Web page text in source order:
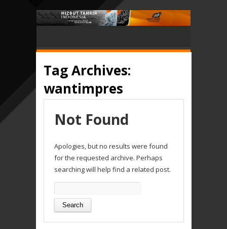
Tag Archives:
wantimpres
Not Found
Apologies, but no results were found
for the requested archive. Perhaps
searching will help find a related post.
for: